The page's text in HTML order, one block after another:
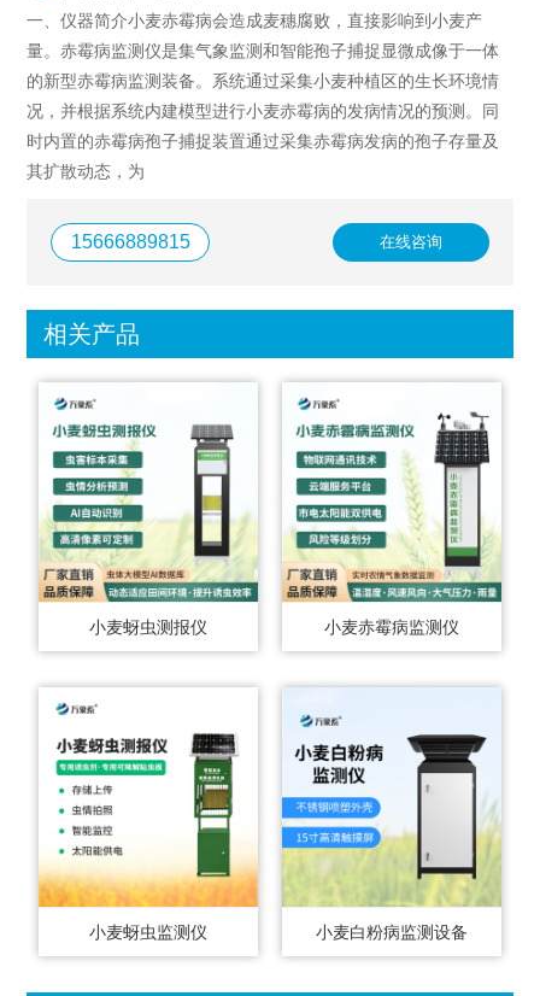
一、仪器简介小麦赤霉病会造成麦穗腐败，直接影响到小麦产
量。赤霉病监测仪是集气象监测和智能孢子捕捉显微成像于一体
的新型赤霉病监测装备。系统通过采集小麦种植区的生长环境情
况，并根据系统内建模型进行小麦赤霉病的发病情况的预测。同
时内置的赤霉病孢子捕捉装置通过采集赤霉病发病的孢子存量及
其扩散动态，为
15666889815 在线咨询
相关产品
小麦蚜虫测报仪 小麦赤霉病监测仪
小麦蚜虫监测仪 小麦白粉病监测设备